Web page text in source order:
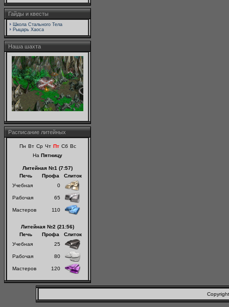
Гайды и квесты
Школа Стального Тела
Рыцарь Хаоса
Наша шахта
Расписание литейных
Пн Вт Ср Чт Пт Сб Вс
На Пятницу
Литейная №1 (7:57)
Печь
Профа
Слиток
Учебная
0
Рабочая 65
Мастеров 110
Литейная №2 (21:56)
Печь
Профа
Слиток
Учебная
25
Рабочая 80
Мастеров 120